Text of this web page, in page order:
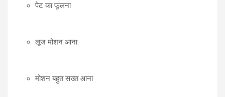
पेट का फूलना
लूज मोशन आना
मोशन बहुत सख्त आना